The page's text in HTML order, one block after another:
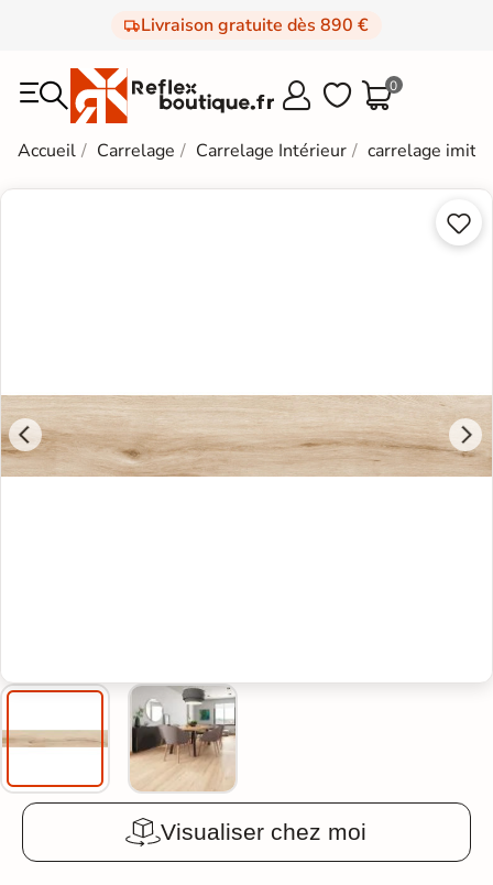
Livraison gratuite dès 890 €
  0
Accueil Carrelage Carrelage Intérieur carrelage


Visualiser chez moi